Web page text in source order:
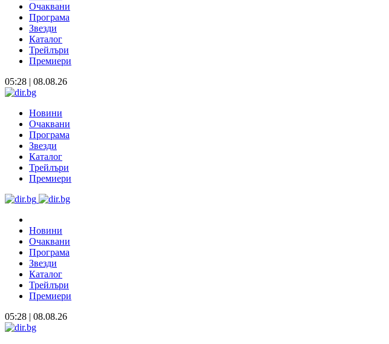
Очаквани
Програма
Звезди
Каталог
Трейлъри
Премиери
05:28 | 08.08.26
Новини
Очаквани
Програма
Звезди
Каталог
Трейлъри
Премиери
Новини
Очаквани
Програма
Звезди
Каталог
Трейлъри
Премиери
05:28 | 08.08.26